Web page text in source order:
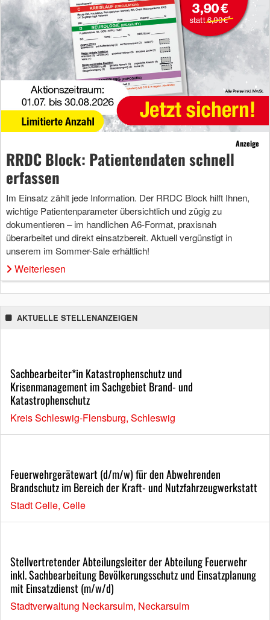
Anzeige
RRDC Block: Patientendaten schnell
erfassen
Im Einsatz zählt jede Information. Der RRDC Block hilft Ihnen,
wichtige Patientenparameter übersichtlich und zügig zu
dokumentieren – im handlichen A6-Format, praxisnah
überarbeitet und direkt einsatzbereit. Aktuell vergünstigt in
unserem im Sommer-Sale erhältlich!
Weiterlesen
AKTUELLE STELLENANZEIGEN
Sachbearbeiter*in Katastrophenschutz und
Krisenmanagement im Sachgebiet Brand- und
Katastrophenschutz
Kreis Schleswig-Flensburg, Schleswig
Feuerwehrgerätewart (d/m/w) für den Abwehrenden
Brandschutz im Bereich der Kraft- und Nutzfahrzeugwerkstatt
Stadt Celle, Celle
Stellvertretender Abteilungsleiter der Abteilung Feuerwehr
inkl. Sachbearbeitung Bevölkerungsschutz und Einsatzplanung
mit Einsatzdienst (m/w/d)
Stadtverwaltung Neckarsulm, Neckarsulm